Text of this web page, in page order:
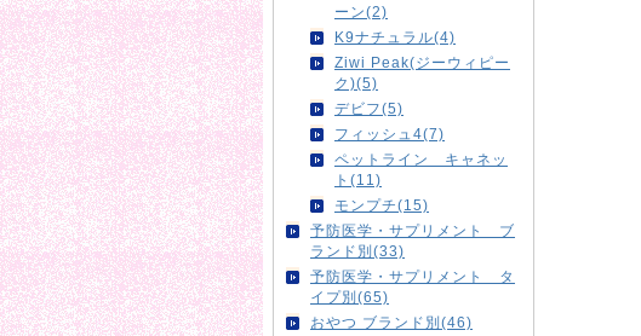
ーン(2)
K9ナチュラル(4)
Ziwi Peak(ジーウィピー
ク)(5)
デビフ(5)
フィッシュ4(7)
ペットライン キャネッ
ト(11)
モンプチ(15)
予防医学・サプリメント ブ
ランド別(33)
予防医学・サプリメント タ
イプ別(65)
おやつ ブランド別(46)